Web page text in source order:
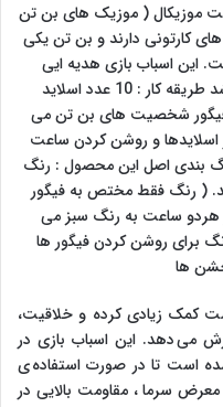
موزیکال ( موزیک های بن تن
کارتونی دارند و بن تن یکی
این اسباب بازی هدیه ایی
فوق العاده جذاب به کودکان می باشد طریقه کار : 10 عدد اسلاید
فیگور شخصیت های بن تن می
اسلایدها و روشن کردن ساعت
بندی اصل این محصول : رنگ
( رنگ فقط مختص به فیگور
هردو ساعت به رنگ سبز می
برای روشن کردن فیگور ها
ها
کمک زیادی کرده و خلاقیت،
می دهد. این اسباب بازی در
است تا در صورت استفاده ی
سرما ، مقاومت بالایی در